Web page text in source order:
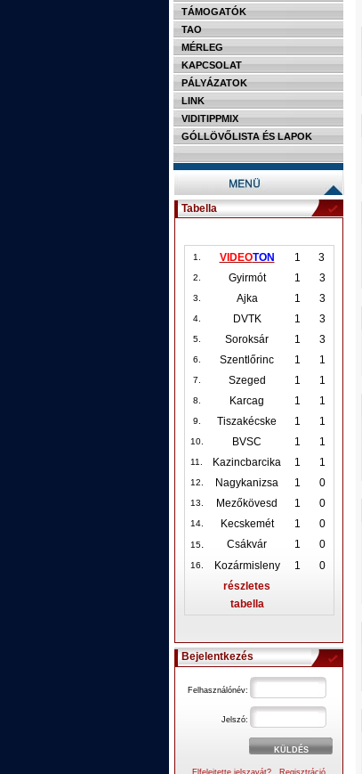
TÁMOGATÓK
TAO
MÉRLEG
KAPCSOLAT
PÁLYÁZATOK
LINK
VIDITIPPMIX
GÓLLÖVŐLISTA ÉS LAPOK
Tabella
1. VIDEOTON 1 3
2. Gyirmót 1 3
3. Ajka 1 3
4. DVTK 1 3
5. Soroksár 1 3
6. Szentlőrinc 1 1
7. Szeged 1 1
8. Karcag 1 1
9. Tiszakécske 1 1
10. BVSC 1 1
11. Kazincbarcika 1 1
12. Nagykanizsa 1 0
13. Mezőkövesd 1 0
14. Kecskemét 1 0
15. Csákvár 1 0
16. Kozármisleny 1
0
részletes
tabella
Bejelentkezés
Felhasználónév:
Jelszó:
Elfelejtette jelszavát? Regisztráció